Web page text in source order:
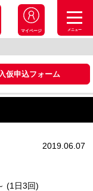
マイページ メニュー
仮申込フォーム
2019.06.07
(1日3回)